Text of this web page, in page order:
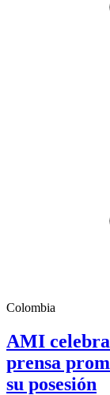
Colombia
AMI
prensa
su posesión